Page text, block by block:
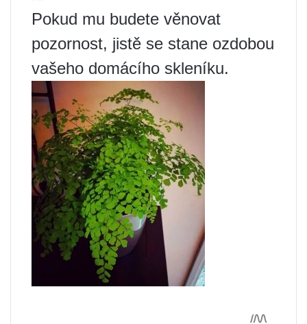
Pokud mu budete věnovat
pozornost, jistě se stane ozdobou
vašeho domácího skleníku.